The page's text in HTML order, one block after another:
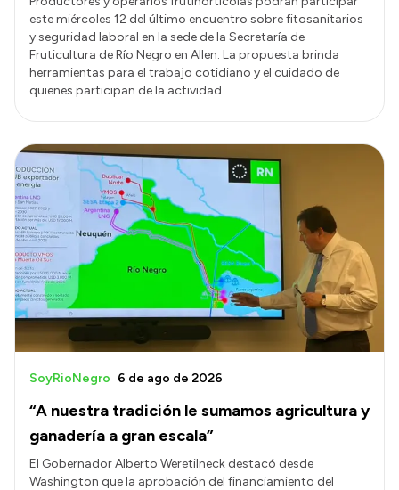
este miércoles 12 del último encuentro sobre fitosanitarios
y seguridad laboral en la sede de la Secretaría de
Fruticultura de Río Negro en Allen. La propuesta brinda
herramientas para el trabajo cotidiano y el cuidado de
quienes participan de la actividad.
“A nuestra tradición le sumamos agricultura y
ganadería a gran escala”
SoyRioNegro 6 de ago de 2026
El Gobernador Alberto Weretilneck destacó desde
Washington que la aprobación del financiamiento del